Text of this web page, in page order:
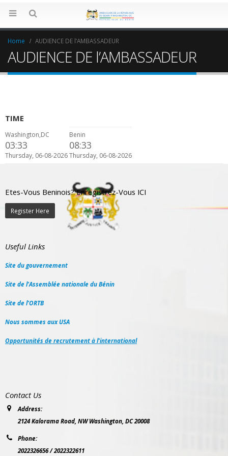
Home AUDIENCE DE l’AMBASSADEUR
AUDIENCE DE l’AMBASSADEUR
TIME
Washington,DC
03:33
Thursday, 06-08-2026
Benin
08:33
Thursday, 06-08-2026
Etes-Vous Beninois? Enregistrez-Vous ICI
Register Here
Useful Links
Site du gouvernement
Site de l’Assemblée nationale du Bénin
Site de l’ORTB
Nous sommes aux USA
Opportunités de recrutement à l’international
Contact Us
Address:
2124 Kalorama Road, NW Washington, DC 20008
Phone:
2022326656 / 2022322611